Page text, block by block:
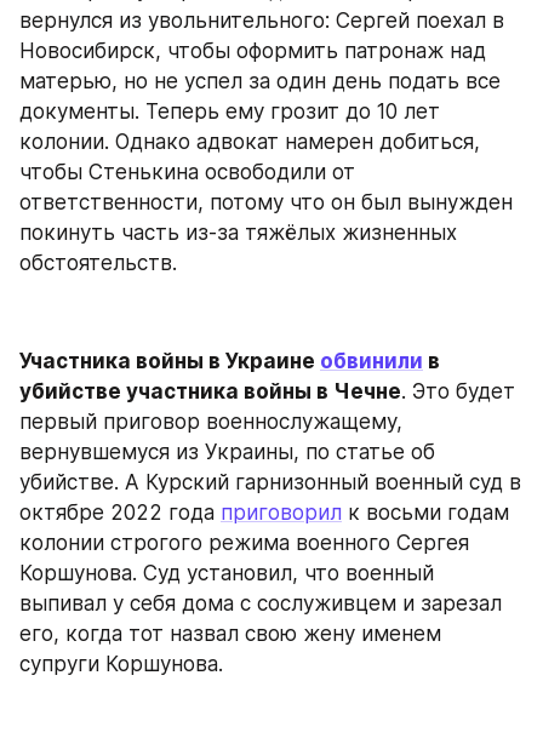
вернулся из увольнительного: Сергей поехал в
Новосибирск, чтобы оформить патронаж над
матерью, но не успел за один день подать все
документы. Теперь ему грозит до 10 лет
колонии. Однако адвокат намерен добиться,
чтобы Стенькина освободили от
ответственности, потому что он был вынужден
покинуть часть из-за тяжёлых жизненных
обстоятельств.
Участника войны в Украине обвинили в
убийстве участника войны в Чечне. Это будет
первый приговор военнослужащему,
вернувшемуся из Украины, по статье об
убийстве. А Курский гарнизонный военный суд в
октябре 2022 года приговорил к восьми годам
колонии строгого режима военного Сергея
Коршунова. Суд установил, что военный
выпивал у себя дома с сослуживцем и зарезал
его, когда тот назвал свою жену именем
супруги Коршунова.